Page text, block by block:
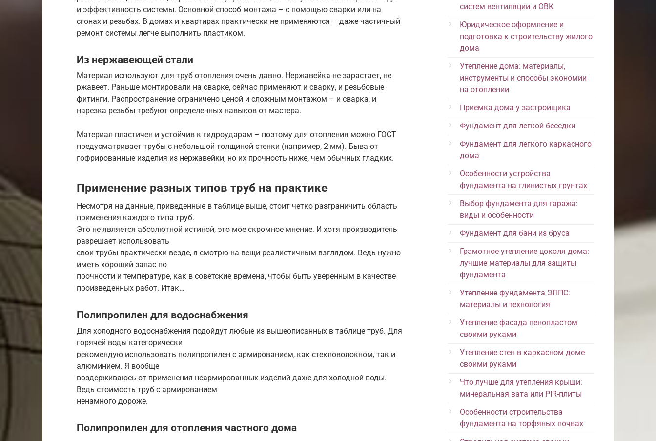
и эффективность системы. Основной способ монтажа – с помощью сварки или на
сгонах и резьбах. В домах и квартирах практически не применяются – даже частичный
ремонт системы легче выполнить пластиком.
Из нержавеющей стали
Материал используют для труб отопления очень давно. Нержавейка не зарастает, не
ржавеет. Раньше монтировали на сварке, сейчас применяют и сварку, и резьбовые
фитинги. Распространение ограничено ценой и сложным монтажом – и сварка, и
нарезка резьбы требуют определенных навыков от мастера.
Материал пластичен и устойчив к гидроударам – поэтому для отопления можно ГОСТ
предусматривает трубы с небольшой толщиной стенки (например, 2 мм). Бывают
гофрированные изделия из нержавейки, но их прочность ниже, чем обычных гладких.
Применение разных типов труб на практике
Несмотря на данные, приведенные в таблице выше, стоит четко разграничить область
применения каждого типа труб.
Это не является абсолютной истиной, это мое скромное мнение. И хотя производитель
разрешает использовать
свои трубы практически везде, я смотрю на вещи реалистичным взглядом. Ведь нужно
иметь хороший запас по
прочности и температуре, как в советские времена, чтобы быть уверенным в качестве
произведенных работ. Итак…
Полипропилен для водоснабжения
Для холодного водоснабжения подойдут любые из вышеописанных в таблице труб. Для
горячей воды категорически
рекомендую использовать полипропилен с армированием, как стекловолокном, так и
алюминием. Я вообще
воздерживаюсь от применения неармированных изделий даже для холодной воды.
Ведь стоимость труб с армированием
ненамного дороже.
Полипропилен для отопления частного дома
систем вентиляции и ОВК
Юридическое оформление и
подготовка к строительству жилого
дома
Утепление дома: материалы,
инструменты и способы экономии
на отоплении
Приемка дома у застройщика
Фундамент для легкой беседки
Фундамент для легкого каркасного
дома
Особенности устройства
фундамента на глинистых грунтах
Выбор фундамента для гаража:
виды и особенности
Фундамент для бани из бруса
Грамотное утепление цоколя дома:
лучшие материалы для защиты
фундамента
Утепление фундамента ЭППС:
материалы и технология
Утепление фасада пенопластом
своими руками
Утепление стен в каркасном доме
своими руками
Что лучше для утепления крыши:
минеральная вата или PIR-плиты
Особенности строительства
фундамента на торфяных почвах